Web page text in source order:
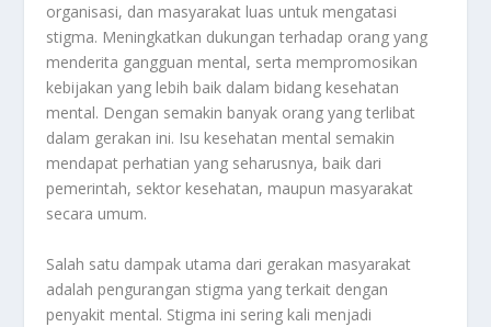
organisasi, dan masyarakat luas untuk mengatasi
stigma. Meningkatkan dukungan terhadap orang yang
menderita gangguan mental, serta mempromosikan
kebijakan yang lebih baik dalam bidang kesehatan
mental. Dengan semakin banyak orang yang terlibat
dalam gerakan ini. Isu kesehatan mental semakin
mendapat perhatian yang seharusnya, baik dari
pemerintah, sektor kesehatan, maupun masyarakat
secara umum.
Salah satu dampak utama dari gerakan masyarakat
adalah pengurangan stigma yang terkait dengan
penyakit mental. Stigma ini sering kali menjadi